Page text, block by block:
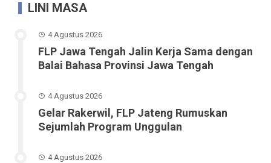
LINI MASA
4 Agustus 2026
FLP Jawa Tengah Jalin Kerja Sama dengan
Balai Bahasa Provinsi Jawa Tengah
4 Agustus 2026
Gelar Rakerwil, FLP Jateng Rumuskan
Sejumlah Program Unggulan
4 Agustus 2026